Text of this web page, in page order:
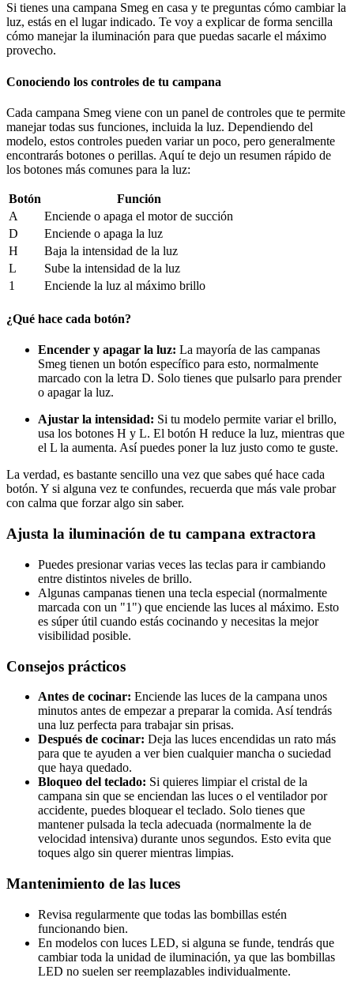
Si tienes una campana Smeg en casa y te preguntas cómo cambiar la
luz, estás en el lugar indicado. Te voy a explicar de forma sencilla
cómo manejar la iluminación para que puedas sacarle el máximo
provecho.
Conociendo los controles de tu campana
Cada campana Smeg viene con un panel de controles que te permite
manejar todas sus funciones, incluida la luz. Dependiendo del
modelo, estos controles pueden variar un poco, pero generalmente
encontrarás botones o perillas. Aquí te dejo un resumen rápido de
los botones más comunes para la luz:
Botón
Función
A
Enciende o apaga el motor de succión
D
Enciende o apaga la luz
H
Baja la intensidad de la luz
L
Sube la intensidad de la luz
1
Enciende la luz al máximo brillo
¿Qué hace cada botón?
Encender y apagar la luz: La mayoría de las campanas
Smeg tienen un botón específico para esto, normalmente
marcado con la letra D. Solo tienes que pulsarlo para prender
o apagar la luz.
Ajustar la intensidad: Si tu modelo permite variar el brillo,
usa los botones H y L. El botón H reduce la luz, mientras que
el L la aumenta. Así puedes poner la luz justo como te guste.
La verdad, es bastante sencillo una vez que sabes qué hace cada
botón. Y si alguna vez te confundes, recuerda que más vale probar
con calma que forzar algo sin saber.
Ajusta la iluminación de tu campana extractora
Puedes presionar varias veces las teclas para ir cambiando
entre distintos niveles de brillo.
Algunas campanas tienen una tecla especial (normalmente
marcada con un "1") que enciende las luces al máximo. Esto
es súper útil cuando estás cocinando y necesitas la mejor
visibilidad posible.
Consejos prácticos
Antes de cocinar: Enciende las luces de la campana unos
minutos antes de empezar a preparar la comida. Así tendrás
una luz perfecta para trabajar sin prisas.
Después de cocinar: Deja las luces encendidas un rato más
para que te ayuden a ver bien cualquier mancha o suciedad
que haya quedado.
Bloqueo del teclado: Si quieres limpiar el cristal de la
campana sin que se enciendan las luces o el ventilador por
accidente, puedes bloquear el teclado. Solo tienes que
mantener pulsada la tecla adecuada (normalmente la de
velocidad intensiva) durante unos segundos. Esto evita que
toques algo sin querer mientras limpias.
Mantenimiento de las luces
Revisa regularmente que todas las bombillas estén
funcionando bien.
En modelos con luces LED, si alguna se funde, tendrás que
cambiar toda la unidad de iluminación, ya que las bombillas
LED no suelen ser reemplazables individualmente.